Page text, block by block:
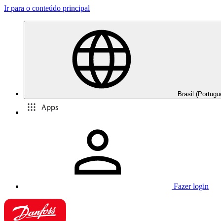
Ir para o conteúdo principal
Brasil
Apps
Fazer login